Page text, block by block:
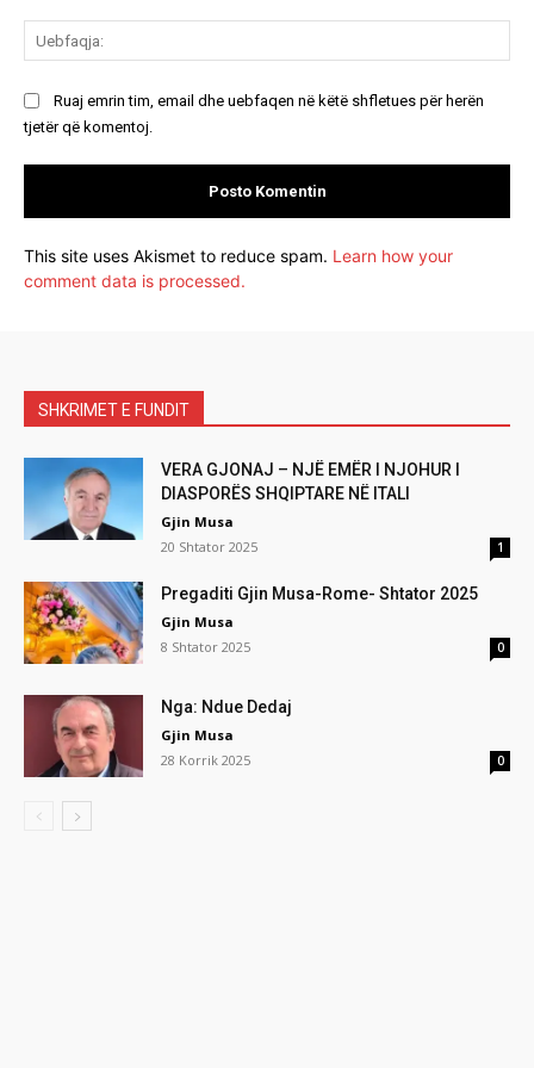
Ruaj emrin tim, email dhe uebfaqen në këtë shfletues për herën
tjetër që komentoj.
This site uses Akismet to reduce spam. Learn how your
comment data is processed.
SHKRIMET E FUNDIT
VERA GJONAJ – NJË EMËR I NJOHUR I
DIASPORËS SHQIPTARE NË ITALI
Gjin Musa
20 Shtator 2025
1
Pregaditi Gjin Musa-Rome- Shtator 2025
Gjin Musa
8 Shtator 2025
0
Nga: Ndue Dedaj
Gjin Musa
28 Korrik 2025
0